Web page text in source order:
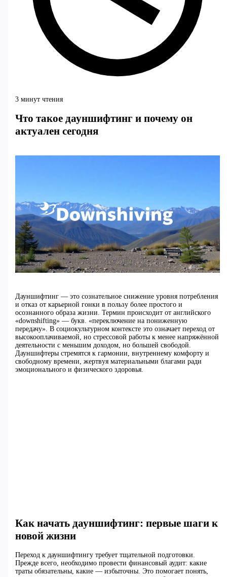
3 минут чтения
Что такое дауншифтинг и почему он
актуален сегодня
Дауншифтинг — это сознательное снижение уровня потребления
и отказ от карьерной гонки в пользу более простого и
осознанного образа жизни. Термин происходит от английского
«downshifting» — букв. «переключение на пониженную
передачу». В социокультурном контексте это означает переход от
высокооплачиваемой, но стрессовой работы к менее напряжённой
деятельности с меньшим доходом, но большей свободой.
Дауншифтеры стремятся к гармонии, внутреннему комфорту и
свободному времени, жертвуя материальными благами ради
эмоционального и физического здоровья.
Как начать дауншифтинг: первые шаги к
новой жизни
Переход к дауншифтингу требует тщательной подготовки.
Прежде всего, необходимо провести финансовый аудит: какие
траты обязательны, какие — избыточны. Это помогает понять,